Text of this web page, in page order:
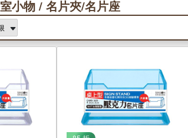
小物 / 名片夾/名片座